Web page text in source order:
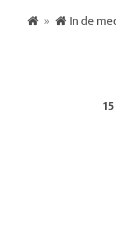
» In de